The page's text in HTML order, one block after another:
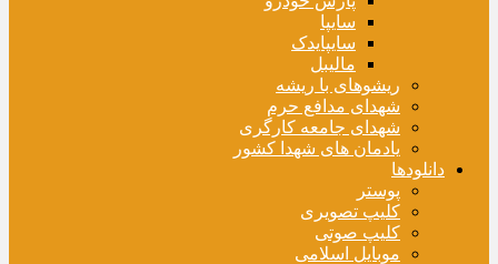
سایپا
سایپایدک
مالیبل
ریشوهای با ریشه
شهدای مدافع حرم
شهدای جامعه کارگری
یادمان های شهدا کشور
دانلودها
پوستر
کلیپ تصویری
کلیپ صوتی
موبایل اسلامی